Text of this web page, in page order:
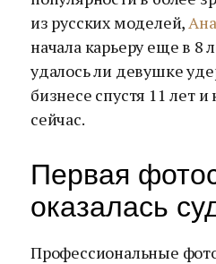
из русских моделей,
начала карьеру еще в 8
удалось ли девушке
бизнесе спустя 11 лет
сейчас.
Первая
оказалась
Профессиональные